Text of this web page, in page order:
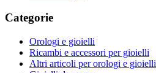
Categorie
Orologi e gioielli
Ricambi e accessori per gioielli
Altri articoli per orologi e gioielli